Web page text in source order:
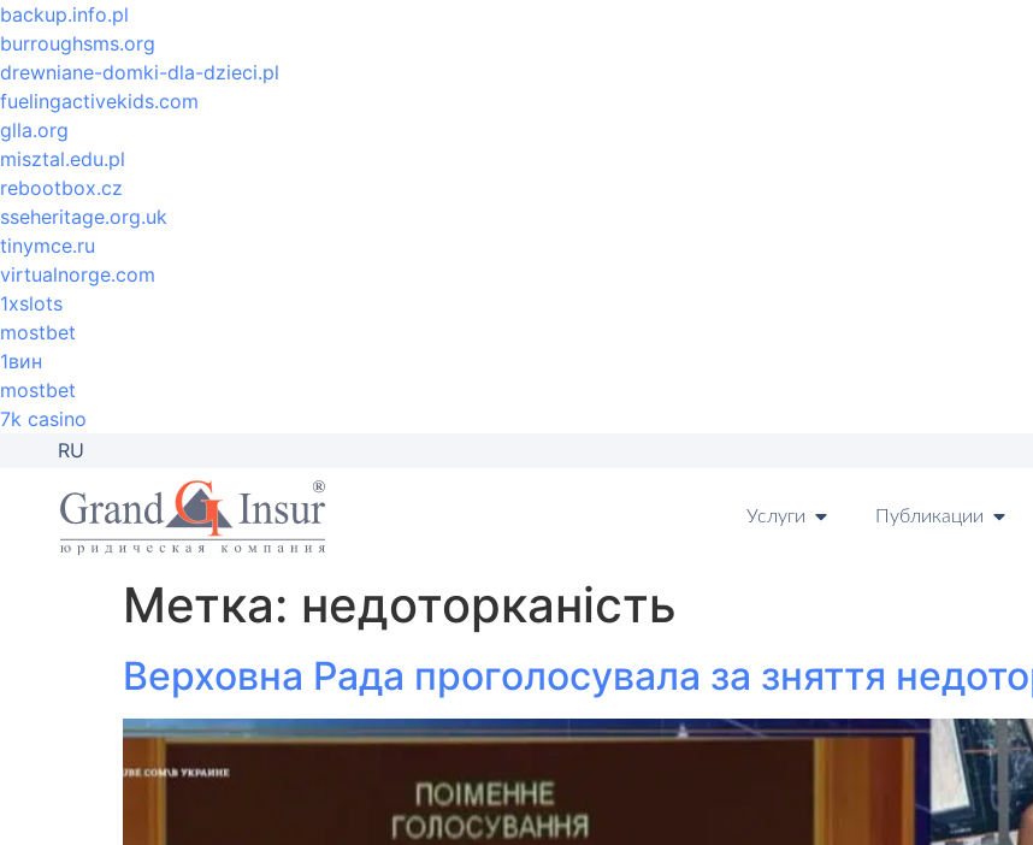
backup.info.pl
burroughsms.org
drewniane-domki-dla-dzieci.pl
fuelingactivekids.com
glla.org
misztal.edu.pl
rebootbox.cz
sseheritage.org.uk
tinymce.ru
virtualnorge.com
1xslots
mostbet
1вин
mostbet
7k casino
RU
Услуги Публикации
Метка: недоторканість
Верховна Рада проголосувала за зняття